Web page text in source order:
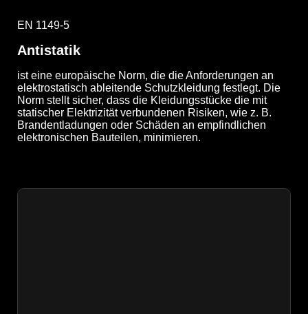
EN 1149-5
Antistatik
ist eine europäische Norm, die die Anforderungen an
elektrostatisch ableitende Schutzkleidung festlegt. Die
Norm stellt sicher, dass die Kleidungsstücke die mit
statischer Elektrizität verbundenen Risiken, wie z. B.
Brandentladungen oder Schäden an empfindlichen
elektronischen Bauteilen, minimieren.